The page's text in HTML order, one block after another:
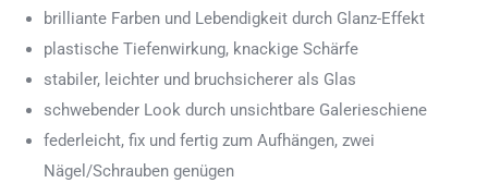
brilliante Farben und Lebendigkeit durch Glanz-Effekt
plastische Tiefenwirkung, knackige Schärfe
stabiler, leichter und bruchsicherer als Glas
schwebender Look durch unsichtbare Galerieschiene
federleicht, fix und fertig zum Aufhängen, zwei
Nägel/Schrauben genügen